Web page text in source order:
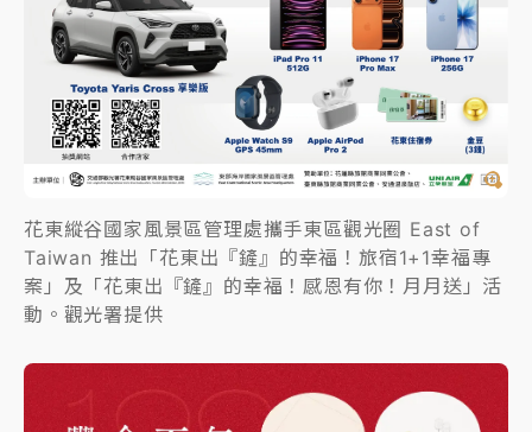
花東縱谷國家風景區管理處攜手東區觀光圈 East of
Taiwan 推出「花東出『鏟』的幸福！旅宿1+1幸福專
案」及「花東出『鏟』的幸福！感恩有你！月月送」活
動。觀光署提供